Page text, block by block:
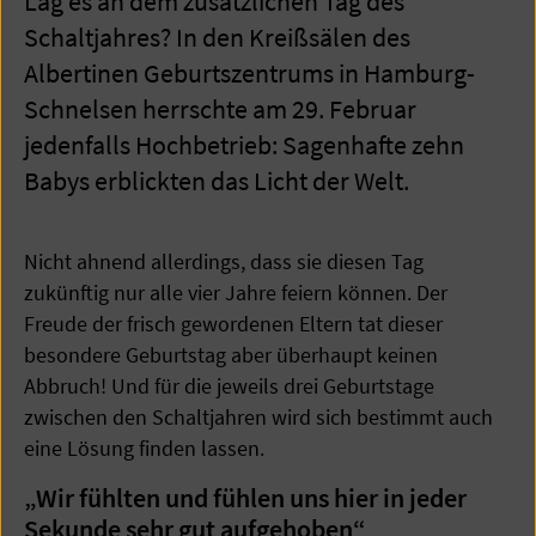
Schaltjahres? In den Kreißsälen des
Albertinen Geburtszentrums in Hamburg-
Schnelsen herrschte am 29. Februar
jedenfalls Hochbetrieb: Sagenhafte zehn
Babys erblickten das Licht der Welt.
Nicht ahnend allerdings, dass sie diesen Tag
zukünftig nur alle vier Jahre feiern können. Der
Freude der frisch gewordenen Eltern tat dieser
besondere Geburtstag aber überhaupt keinen
Abbruch! Und für die jeweils drei Geburtstage
zwischen den Schaltjahren wird sich bestimmt auch
eine Lösung finden lassen.
„Wir fühlten und fühlen uns hier in jeder
Sekunde sehr gut aufgehoben“